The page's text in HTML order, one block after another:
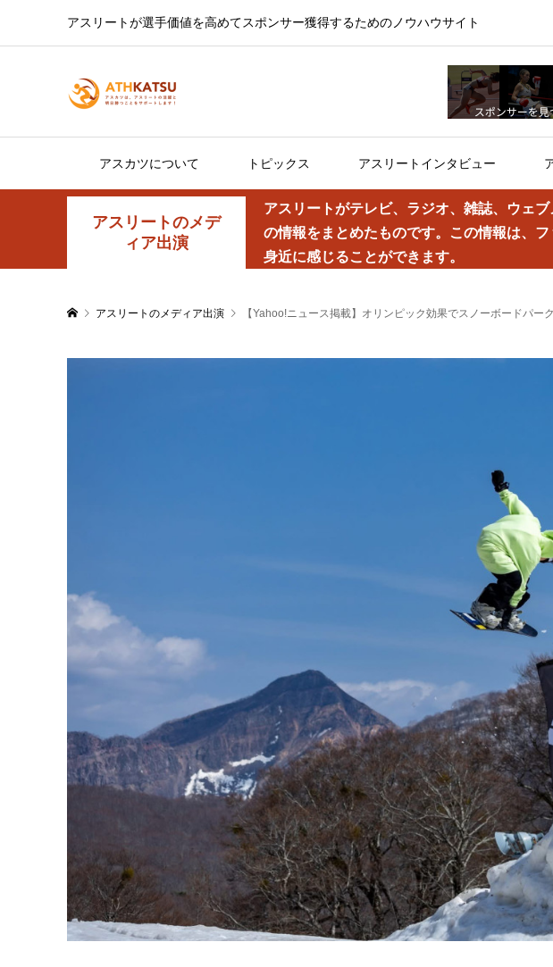
アスリートが選手価値を高めてスポンサー獲得するためのノウハウサイト
アスカツについて トピックス アスリートインタビュー
アスリートのメデ
ィア出演
アスリートがテレビ、ラジオ、雑誌、ウェ
の情報をまとめたものです。この情報は、
身近に感じることができます。
アスリートのメディア出演 【Yahoo!ニュース掲載】オリンピック効果でスノーボードパー